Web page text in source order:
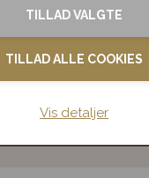
TILLAD ALLE COOKIES
TILLAD VALGTE
Vis detaljer
Kondolence
Blomster til hjemmet